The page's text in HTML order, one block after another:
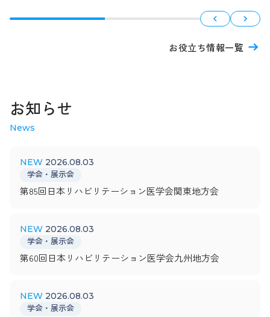
お役立ち情報一覧
お知らせ
News
2026.08.03
学会・展示会
第85回日本リハビリテーション医学会関東地方会
2026.08.03
学会・展示会
第60回日本リハビリテーション医学会九州地方会
2026.08.03
学会・展示会